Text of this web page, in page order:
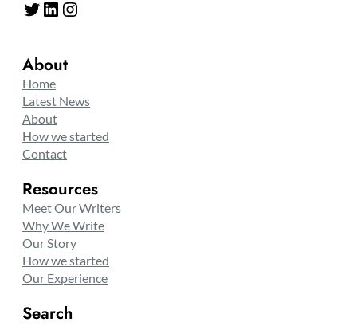
Twitter LinkedIn Instagram
About
Home
Latest News
About
How we started
Contact
Resources
Meet Our Writers
Why We Write
Our Story
How we started
Our Experience
Search